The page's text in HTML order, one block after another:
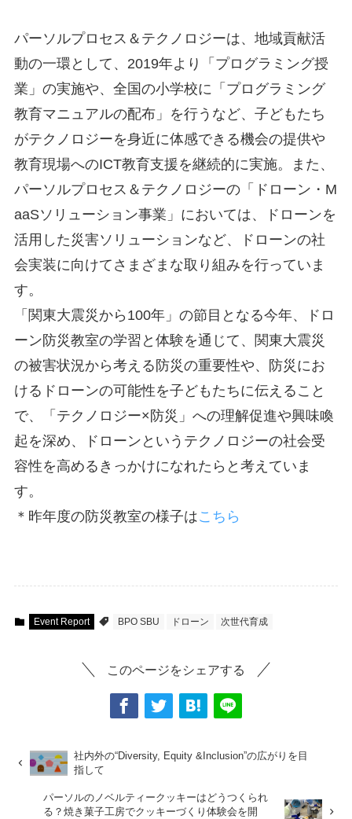
パーソルプロセス＆テクノロジーは、地域貢献活
動の一環として、2019年より「プログラミング授
業」の実施や、全国の小学校に「プログラミング
教育マニュアルの配布」を行うなど、子どもたち
がテクノロジーを身近に体感できる機会の提供や
教育現場へのICT教育支援を継続的に実施。また、
パーソルプロセス＆テクノロジーの「ドローン・M
aaSソリューション事業」においては、ドローンを
活用した災害ソリューションなど、ドローンの社
会実装に向けてさまざまな取り組みを行っていま
す。
「関東大震災から100年」の節目となる今年、ドロ
ーン防災教室の学習と体験を通じて、関東大震災
の被害状況から考える防災の重要性や、防災にお
けるドローンの可能性を子どもたちに伝えること
で、「テクノロジー×防災」への理解促進や興味喚
起を深め、ドローンというテクノロジーの社会受
容性を高めるきっかけになれたらと考えていま
す。
＊昨年度の防災教室の様子はこちら
Event Report BPO SBU ドローン 次世代育成
このページをシェアする
社内外の“Diversity, Equity &Inclusion”の広がりを目
指して
パーソルのノベルティークッキーはどうつくられ
る？焼き菓子工房でクッキーづくり体験会を開